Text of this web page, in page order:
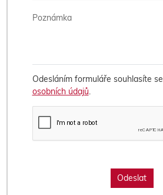
Odesláním formuláře souhlasíte se
osobních údajů.